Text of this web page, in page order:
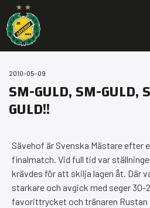
2010-05-09
SM-GULD, SM-GULD,
GULD!!
Sävehof är Svenska Mästare efter
finalmatch. Vid full tid var
krävdes för att skilja lagen åt. Där
starkare och avgick med seger 30-
favorittrycket och tränaren Rustan